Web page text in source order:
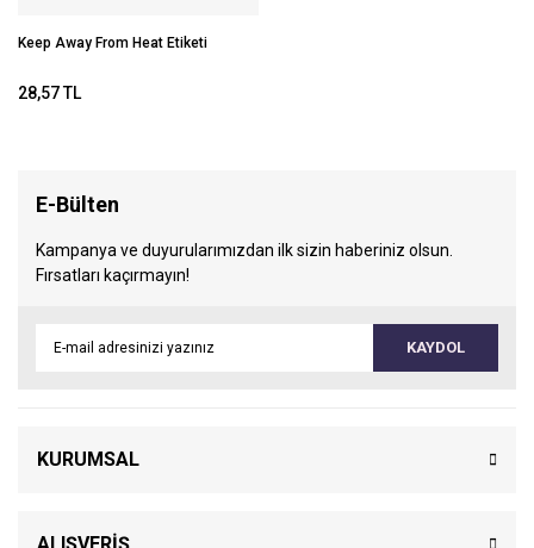
Keep Away From Heat Etiketi
28,57 TL
E-Bülten
Kampanya ve duyurularımızdan ilk sizin haberiniz olsun.
Fırsatları kaçırmayın!
KAYDOL
KURUMSAL
ALIŞVERİŞ